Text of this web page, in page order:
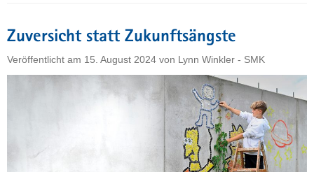
i
e
Zuversicht statt Zukunftsängste
Veröffentlicht am 15. August 2024 von Lynn Winkler - SMK